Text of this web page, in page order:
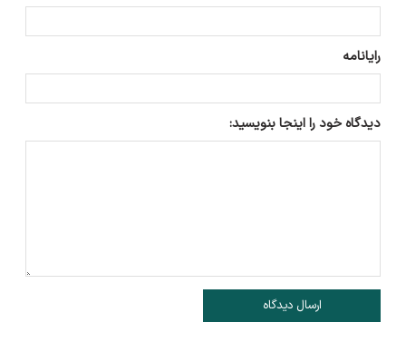
رایانامه
دیدگاه خود را اینجا بنویسید:
ارسال دیدگاه